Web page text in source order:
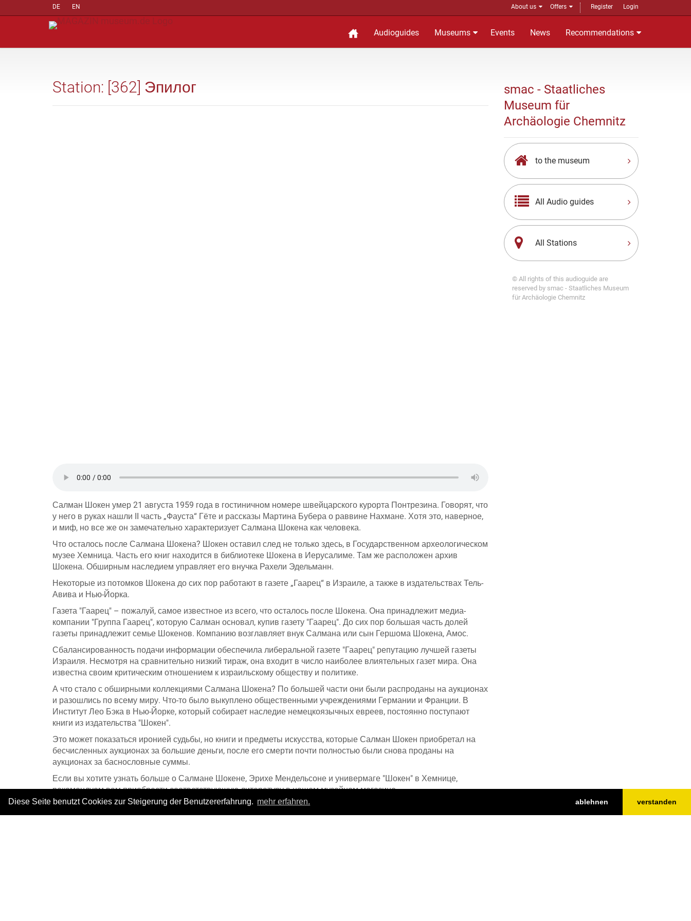
Diese Seite benutzt Cookies zur Steigerung der Benutzererfahrung. mehr erfahren. ablehnen verstanden
DE EN About us Offers Register Login
Audioguides Museums Events News Recommendations
Station: [362] Эпилог
Салман Шокен умер 21 августа 1959 года в гостиничном номере швейцарского курорта Понтрезина. Говорят, что
у него в руках нашли II часть „Фауста“ Гёте и рассказы Мартина Бубера о раввине Нахмане. Хотя это, наверное,
и миф, но все же он замечательно характеризует Салмана Шокена как человека.
Что осталось после Салмана Шокена? Шокен оставил след не только здесь, в Государственном археологическом
музее Хемница. Часть его книг находится в библиотеке Шокена в Иерусалиме. Там же расположен архив
Шокена. Обширным наследием управляет его внучка Рахели Эдельманн.
Некоторые из потомков Шокена до сих пор работают в газете „Гаарец“ в Израиле, а также в издательствах Тель-
Авива и Нью-Йорка.
Газета "Гаарец" – пожалуй, самое известное из всего, что осталось после Шокена. Она принадлежит медиа-
компании "Группа Гаарец", которую Салман основал, купив газету "Гаарец". До сих пор большая часть долей
газеты принадлежит семье Шокенов. Компанию возглавляет внук Салмана или сын Гершома Шокена, Амос.
Сбалансированность подачи информации обеспечила либеральной газете "Гаарец" репутацию лучшей газеты
Израиля. Несмотря на сравнительно низкий тираж, она входит в число наиболее влиятельных газет мира. Она
известна своим критическим отношением к израильскому обществу и политике.
А что стало с обширными коллекциями Салмана Шокена? По большей части они были распроданы на аукционах
и разошлись по всему миру. Что-то было выкуплено общественными учреждениями Германии и Франции. В
Институт Лео Бэка в Нью-Йорке, который собирает наследие немецкоязычных евреев, постоянно поступают
книги из издательства "Шокен".
Это может показаться иронией судьбы, но книги и предметы искусства, которые Салман Шокен приобретал на
бесчисленных аукционах за большие деньги, после его смерти почти полностью были снова проданы на
аукционах за баснословные суммы.
Если вы хотите узнать больше о Салмане Шокене, Эрихе Мендельсоне и универмаге "Шокен" в Хемнице,
рекомендуем вам приобрести соответствующую литературу в нашем музейном магазине.
А теперь мы прощаемся с вами.
smac - Staatliches
Museum für
Archäologie Chemnitz
to the museum
All Audio guides
All Stations
© All rights of this audioguide are
reserved by smac - Staatliches Museum
für Archäologie Chemnitz